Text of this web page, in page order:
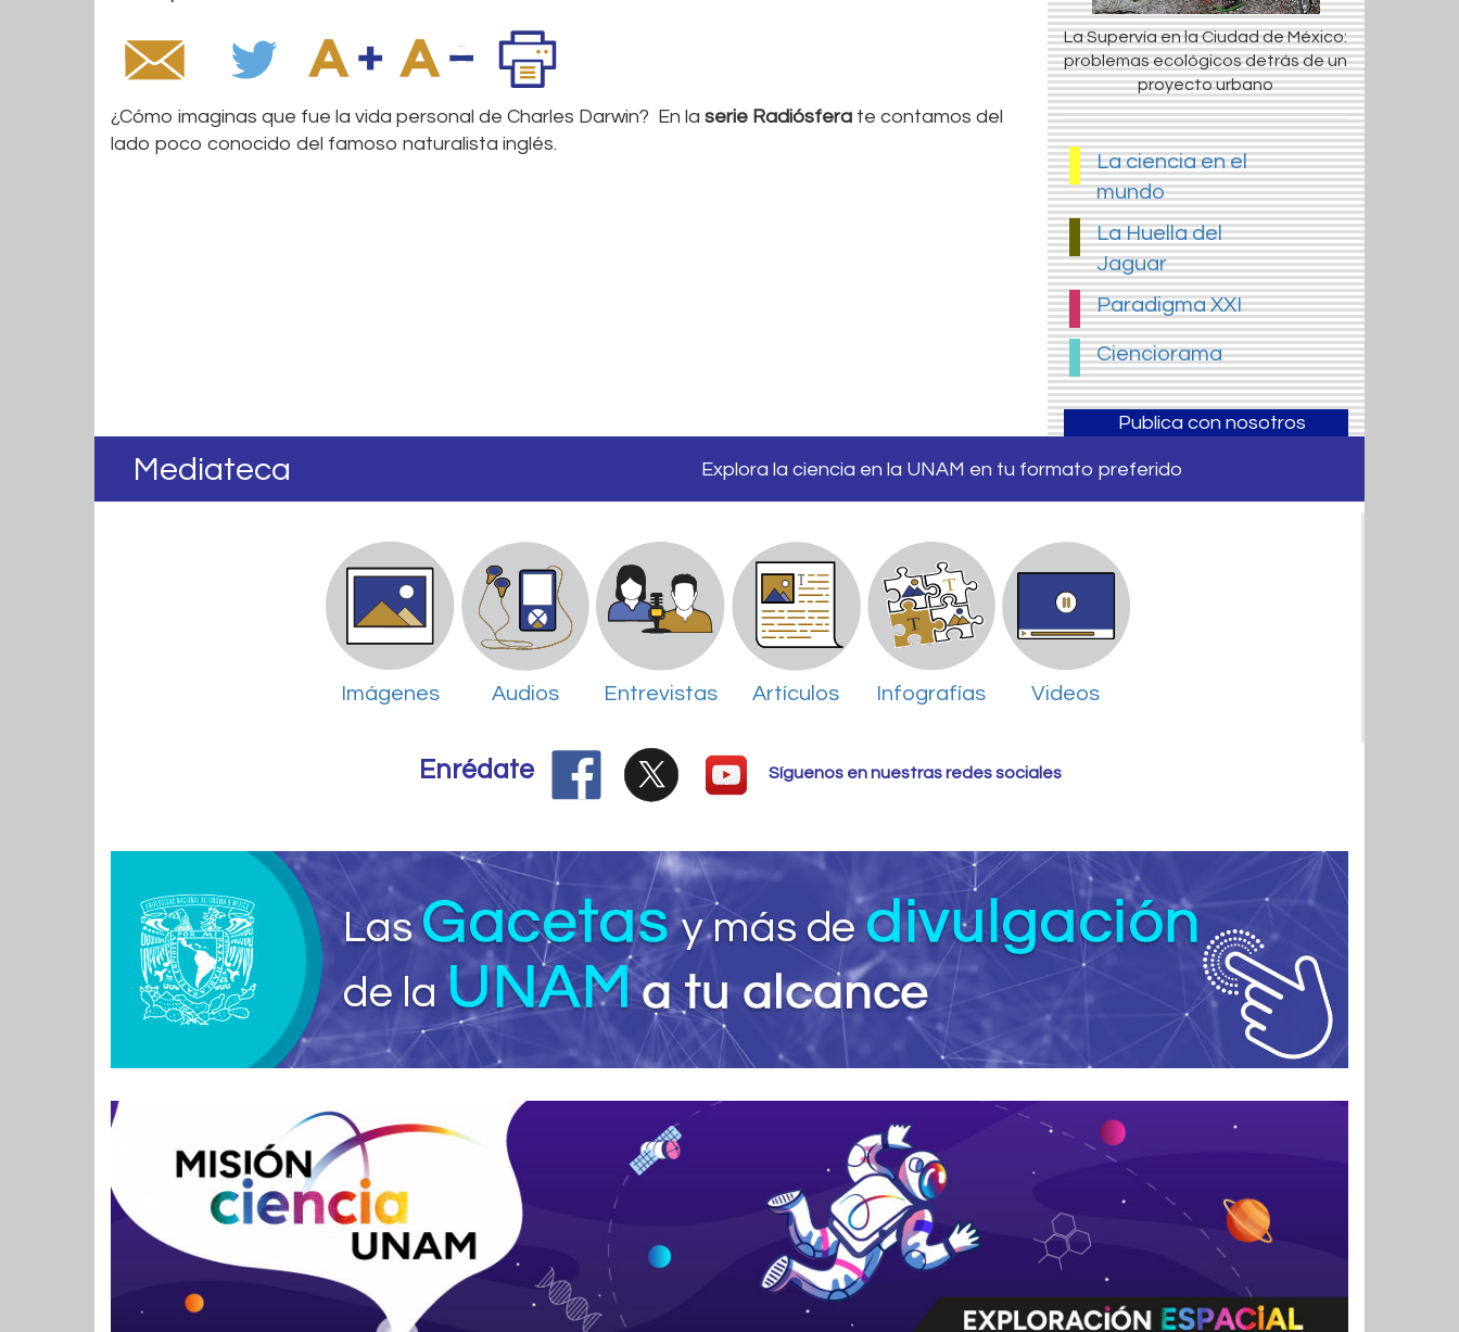
¿Cómo imaginas que fue la vida personal de Charles Darwin? En la serie Radiósfera te contamos del
lado poco conocido del famoso naturalista inglés.
La Supervía en la Ciudad de México:
problemas ecológicos detrás de un
proyecto urbano
La ciencia en el
mundo
La Huella del
Jaguar
Paradigma XXI
Cienciorama
Publica con nosotros
Mediateca Explora la ciencia en la UNAM en tu formato preferido
Imágenes Audios Entrevistas Artículos Infografías Videos
Enrédate Síguenos en nuestras redes sociales